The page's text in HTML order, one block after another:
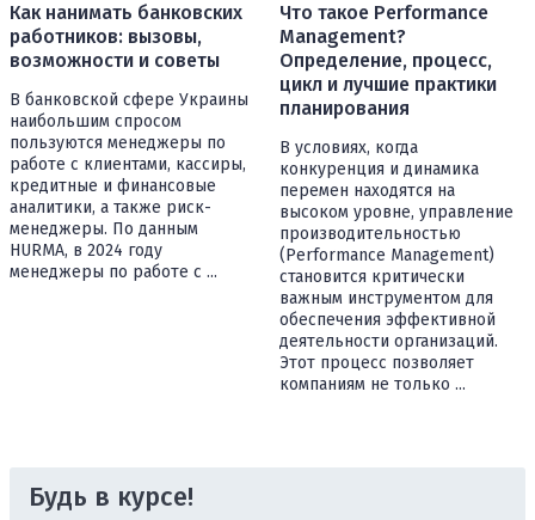
Как нанимать банковских
работников: вызовы,
возможности и советы
В банковской сфере Украины
наибольшим спросом
пользуются менеджеры по
работе с клиентами, кассиры,
кредитные и финансовые
аналитики, а также риск-
менеджеры. По данным
HURMA, в 2024 году
менеджеры по работе с ...
Что такое Performance
Management?
Определение, процесс,
цикл и лучшие практики
планирования
В условиях, когда
конкуренция и динамика
перемен находятся на
высоком уровне, управление
производительностью
(Performance Management)
становится критически
важным инструментом для
обеспечения эффективной
деятельности организаций.
Этот процесс позволяет
компаниям не только ...
Будь в курсе!